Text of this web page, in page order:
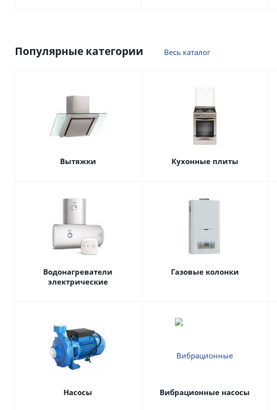
Популярные категории Весь каталог
Вытяжки Кухонные плиты
Водонагреватели
электрические
Газовые колонки
Насосы Вибрационные насосы